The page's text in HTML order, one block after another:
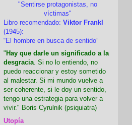
"Sentirse protagonistas, no
víctimas"
Libro recomendado: Viktor Frankl
(1945):
“El hombre en busca de sentido”
" Hay que darle un significado a la
desgracia. Si no lo entiendo, no
puedo reaccionar y estoy sometido
al malestar. Si mi mundo vuelve a
ser coherente, si le doy un sentido,
tengo una estrategia para volver a
vivir." Boris Cyrulnik (psiquiatra)
Utopía